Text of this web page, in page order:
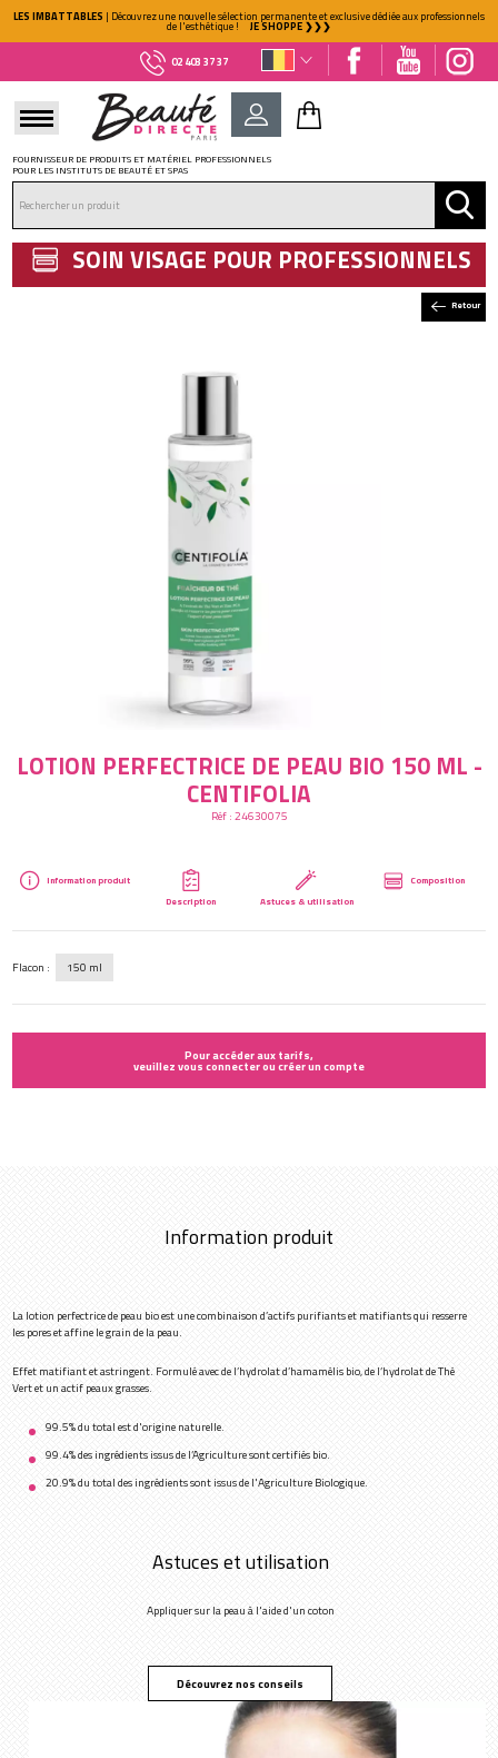
LES IMBATTABLES | Découvrez une nouvelle sélection permanente et exclusive dédiée aux professionnels
de l'esthétique ! JE SHOPPE ❯❯❯
02 403 37 37
NOUVEAU CLIENT ?
Créez votre compte
Créer mon compte
FOURNISSEUR DE PRODUITS ET MATÉRIEL PROFESSIONNELS
POUR LES INSTITUTS DE BEAUTÉ ET SPAS
Retour
SOIN VISAGE POUR PROFESSIONNELS
LOTION PERFECTRICE DE PEAU BIO 150 ML -
CENTIFOLIA
Réf :24630075
Information produit
Description
Astuces & utilisation
Composition
Flacon : 150 ml
Pour accéder aux tarifs,
veuillez vous connecter ou créer un compte
Information produit
La lotion perfectrice de peau bio est une combinaison d’actifs purifiants et matifiants qui resserre
les pores et affine le grain de la peau.
Effet matifiant et astringent. Formulé avec de l’hydrolat d’hamamélis bio, de l’hydrolat de Thé
Vert et un actif peaux grasses.
99.5% du total est d'origine naturelle.
99.4% des ingrédients issus de l’Agriculture sont certifiés bio.
20.9% du total des ingrédients sont issus de l'Agriculture Biologique.
Astuces et utilisation
Appliquer sur la peau à l'aide d'un coton
Découvrez nos conseils